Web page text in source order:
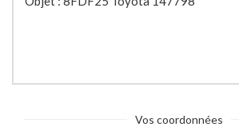
Vos coordonnées